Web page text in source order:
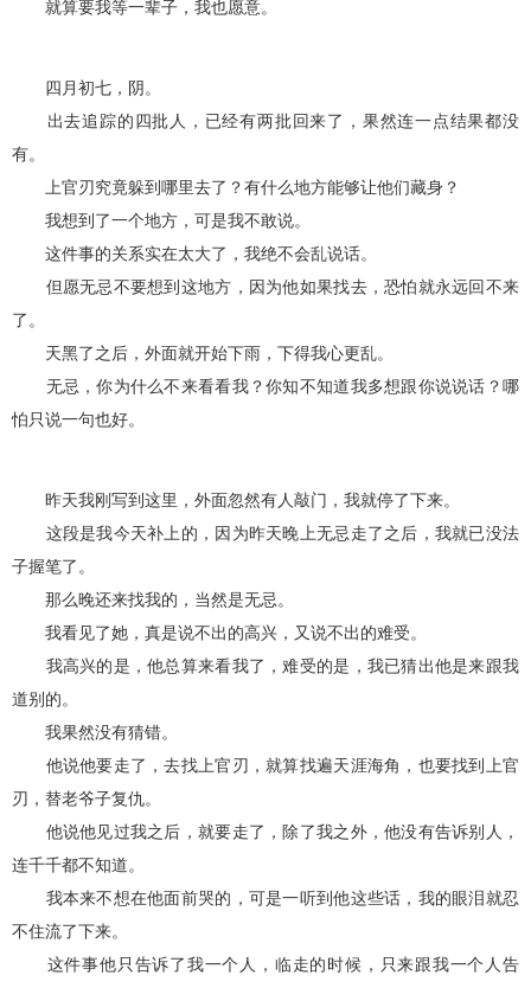
就算要我等一辈子，我也愿意。
四月初七，阴。
出去追踪的四批人，已经有两批回来了，果然连一点结果都没
有。
上官刃究竟躲到哪里去了？有什么地方能够让他们藏身？
我想到了一个地方，可是我不敢说。
这件事的关系实在太大了，我绝不会乱说话。
但愿无忌不要想到这地方，因为他如果找去，恐怕就永远回不来
了。
天黑了之后，外面就开始下雨，下得我心更乱。
无忌，你为什么不来看看我？你知不知道我多想跟你说说话？哪
怕只说一句也好。
昨天我刚写到这里，外面忽然有人敲门，我就停了下来。
这段是我今天补上的，因为昨天晚上无忌走了之后，我就已没法
子握笔了。
那么晚还来找我的，当然是无忌。
我看见了她，真是说不出的高兴，又说不出的难受。
我高兴的是，他总算来看我了，难受的是，我已猜出他是来跟我
道别的。
我果然没有猜错。
他说他要走了，去找上官刃，就算找遍天涯海角，也要找到上官
刃，替老爷子复仇。
他说他见过我之后，就要走了，除了我之外，他没有告诉别人，
连千千都不知道。
我本来不想在他面前哭的，可是一听到他这些话，我的眼泪就忍
不住流了下来。
这件事他只告诉了我一个人，临走的时候，只来跟我一个人告